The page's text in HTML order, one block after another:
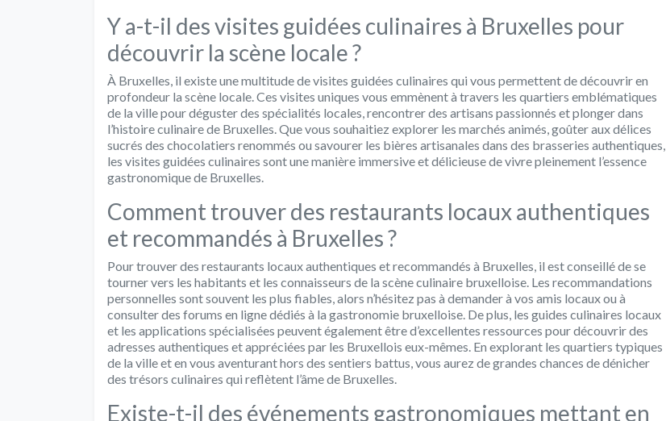
Y a-t-il des visites guidées culinaires à Bruxelles pour
découvrir la scène locale ?
À Bruxelles, il existe une multitude de visites guidées culinaires qui vous permettent de découvrir en
profondeur la scène locale. Ces visites uniques vous emmènent à travers les quartiers emblématiques
de la ville pour déguster des spécialités locales, rencontrer des artisans passionnés et plonger dans
l’histoire culinaire de Bruxelles. Que vous souhaitiez explorer les marchés animés, goûter aux délices
sucrés des chocolatiers renommés ou savourer les bières artisanales dans des brasseries authentiques,
les visites guidées culinaires sont une manière immersive et délicieuse de vivre pleinement l’essence
gastronomique de Bruxelles.
Comment trouver des restaurants locaux authentiques
et recommandés à Bruxelles ?
Pour trouver des restaurants locaux authentiques et recommandés à Bruxelles, il est conseillé de se
tourner vers les habitants et les connaisseurs de la scène culinaire bruxelloise. Les recommandations
personnelles sont souvent les plus fiables, alors n’hésitez pas à demander à vos amis locaux ou à
consulter des forums en ligne dédiés à la gastronomie bruxelloise. De plus, les guides culinaires locaux
et les applications spécialisées peuvent également être d’excellentes ressources pour découvrir des
adresses authentiques et appréciées par les Bruxellois eux-mêmes. En explorant les quartiers typiques
de la ville et en vous aventurant hors des sentiers battus, vous aurez de grandes chances de dénicher
des trésors culinaires qui reflètent l’âme de Bruxelles.
Existe-t-il des événements gastronomiques mettant en